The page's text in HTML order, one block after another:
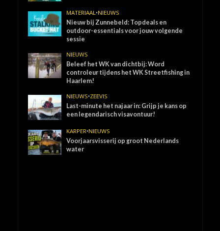
MATERIAAL •NIEUWS
Nieuw bij Zunnebeld: Topdeals en
outdoor-essentials voor jouw volgende
sessie
NIEUWS
Beleef het WK van dichtbij: Word
controleur tijdens het WK Streetfishing in
Haarlem!
NIEUWS•ZEEVIS
Last-minute het najaar in: Grijp je kans op
een legendarisch visavontuur!
KARPER•NIEUWS
Voorjaarsvisserij op groot Nederlands
water